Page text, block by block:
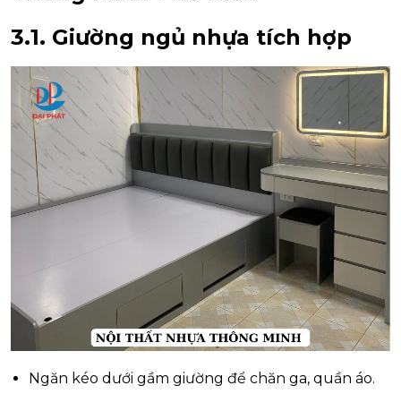
3.1. Giường ngủ nhựa tích hợp
Ngăn kéo dưới gầm giường để chăn ga, quần áo.